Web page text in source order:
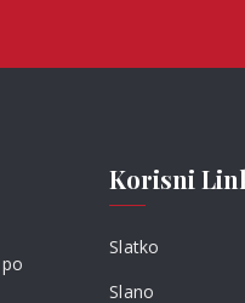
Korisni
Slatko
Slano